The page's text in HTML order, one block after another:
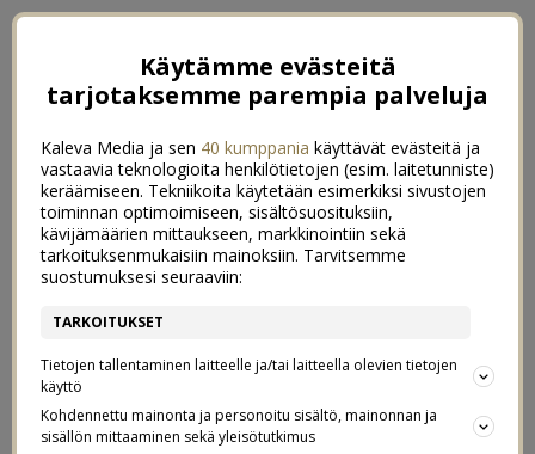
Käytämme evästeitä
tarjotaksemme parempia palveluja
Kaleva Media ja sen 40 kumppania käyttävät evästeitä ja
vastaavia teknologioita henkilötietojen (esim. laitetunniste)
keräämiseen. Tekniikoita käytetään esimerkiksi sivustojen
toiminnan optimoimiseen, sisältösuosituksiin,
kävijämäärien mittaukseen, markkinointiin sekä
tarkoituksenmukaisiin mainoksiin. Tarvitsemme
suostumuksesi seuraaviin:
TARKOITUKSET
Tietojen tallentaminen laitteelle ja/tai laitteella olevien tietojen
käyttö
Kohdennettu mainonta ja personoitu sisältö, mainonnan ja
sisällön mittaaminen sekä yleisötutkimus